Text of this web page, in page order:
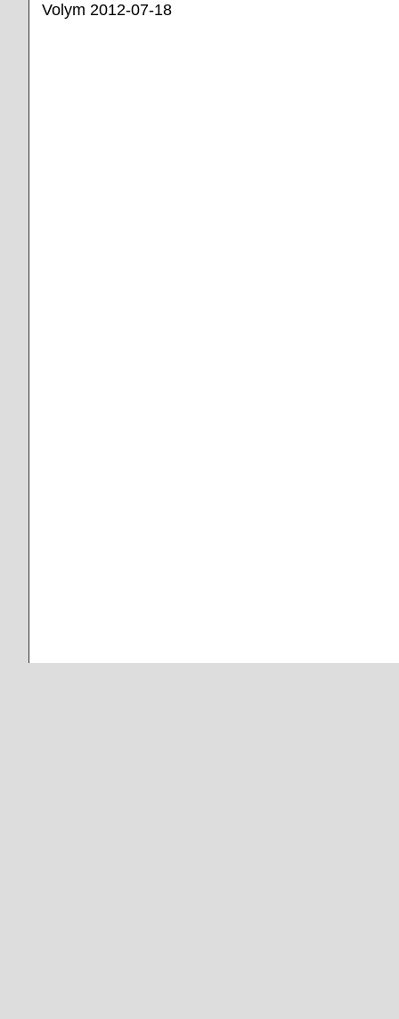
Volym 2012-07-18